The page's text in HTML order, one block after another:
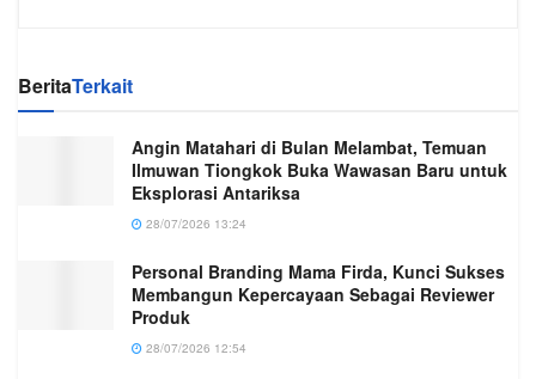
BeritaTerkait
Angin Matahari di Bulan Melambat, Temuan
Ilmuwan Tiongkok Buka Wawasan Baru untuk
Eksplorasi Antariksa
28/07/2026 13:24
Personal Branding Mama Firda, Kunci Sukses
Membangun Kepercayaan Sebagai Reviewer
Produk
28/07/2026 12:54